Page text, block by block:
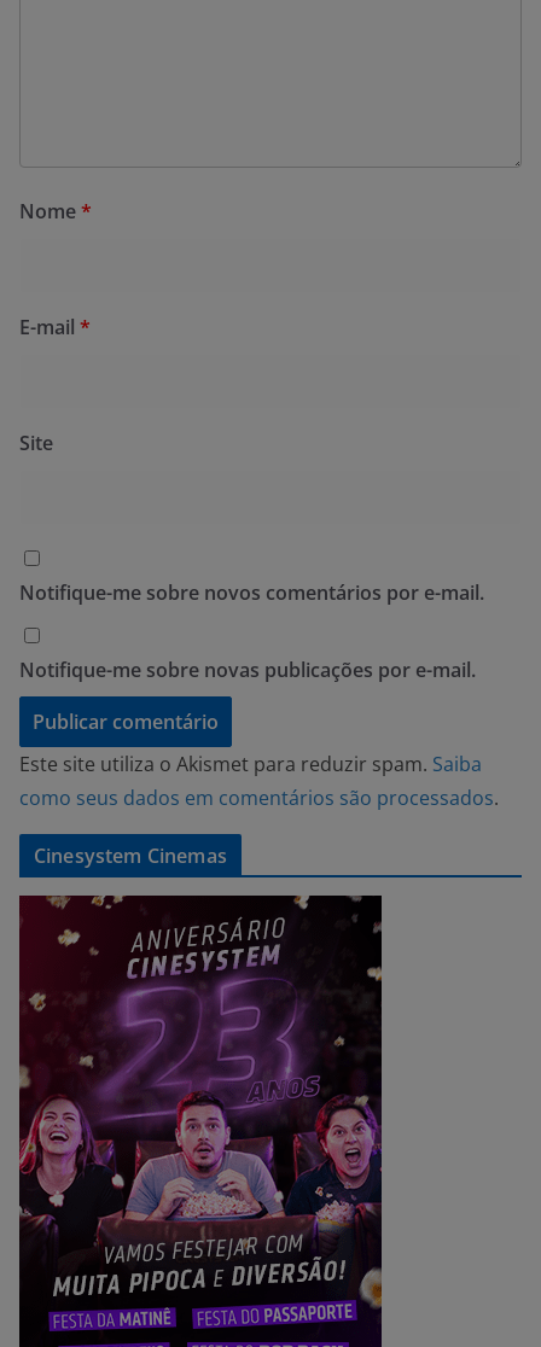
Nome*
E-mail *
Site
Notifique-me sobre novos comentários por e-mail.
Notifique-me sobre novas publicações por e-mail.
Este site utiliza o Akismet para reduzir spam. Saiba
como seus dados em comentários são processados.
Cinesystem Cinemas